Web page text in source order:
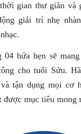
gian thư giãn và
giải trí nhẹ
04 hứa hẹn sẽ
cho tuổi Sửu.
tận dụng mọi cơ
được mục tiêu mong